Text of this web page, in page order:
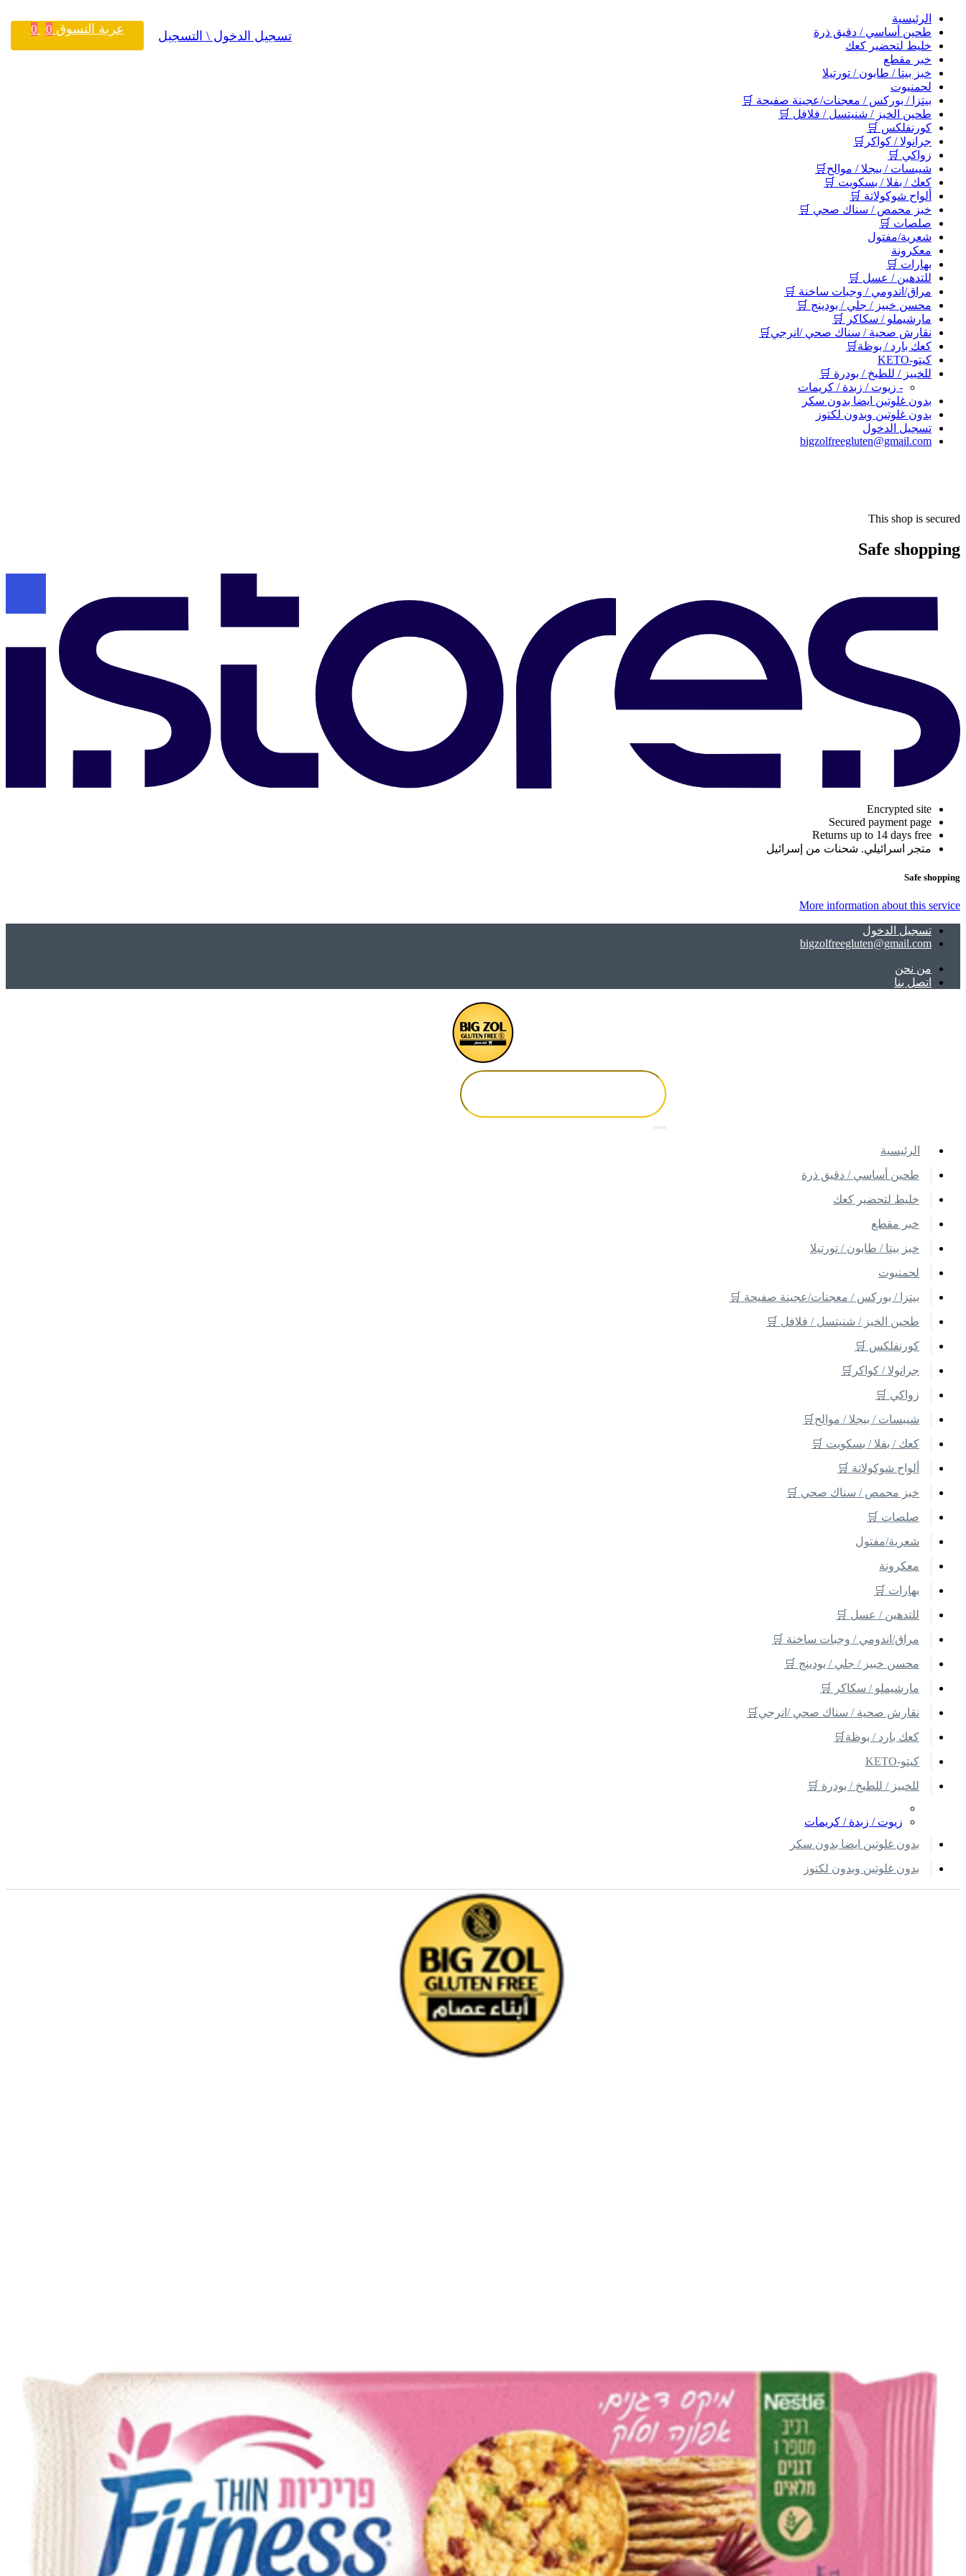
اﻟﺮﺋﻴﺴﻴﺔ
طحين أساسي / دقيق ذرة
خليط لتحضير كعك
خبر مقطع
خبز بيتا / طابون / تورتيلا
لحمنيوت
بيتزا / بوركس / معجنات/عجينة صفيحة 🛒
طحين الخبز / شنيتسل / فلافل 🛒
كورنفلكس 🛒
جرانولا / كواكر🛒
زواكي 🛒
شيبسات / بيجلا / موالح🛒
كعك / بفلا / بسكويت 🛒
ألواح شوكولاتة 🛒
خبز محمص / سناك صحي 🛒
صلصات 🛒
شعرية/مفتول
معكرونة
بهارات 🛒
للتدهين / عسل 🛒
مراق/اندومي / وجبات ساخنة 🛒
محسن خبيز / جلي / بودينج 🛒
مارشيملو / سكاكر 🛒
نقارش صحية / سناك صحي /انرجي🛒
كعك بارد / بوظة🛒
كيتو-KETO
للخبيز / للطبخ / بودرة 🛒
- زيوت / زبدة / كريمات
بدون غلوتين ايضا بدون سكر
بدون غلوتين وبدون لكتوز
تسجيل الدخول
bigzolfreegluten@gmail.com
This shop is secured
Safe shopping
Encrypted site
Secured payment page
Returns up to 14 days free
متجر اسرائيلي. شحنات من إسرائيل
Safe shopping
More information about this service
تسجيل الدخول
bigzolfreegluten@gmail.com
ﻣﻦ ﻧﺤﻦ
اتصل بنا
تسجيل الدخول \ التسجيل عربة التسوق 0
0
اﻟﺮﺋﻴﺴﻴﺔ
طحين أساسي / دقيق ذرة
خليط لتحضير كعك
خبر مقطع
خبز بيتا / طابون / تورتيلا
لحمنيوت
بيتزا / بوركس / معجنات/عجينة صفيحة 🛒
طحين الخبز / شنيتسل / فلافل 🛒
كورنفلكس 🛒
جرانولا / كواكر🛒
زواكي 🛒
شيبسات / بيجلا / موالح🛒
كعك / بفلا / بسكويت 🛒
ألواح شوكولاتة 🛒
خبز محمص / سناك صحي 🛒
صلصات 🛒
شعرية/مفتول
معكرونة
بهارات 🛒
للتدهين / عسل 🛒
مراق/اندومي / وجبات ساخنة 🛒
محسن خبيز / جلي / بودينج 🛒
مارشيملو / سكاكر 🛒
نقارش صحية / سناك صحي /انرجي🛒
كعك بارد / بوظة🛒
كيتو-KETO
للخبيز / للطبخ / بودرة 🛒
زيوت / زبدة / كريمات
بدون غلوتين ايضا بدون سكر
بدون غلوتين وبدون لكتوز